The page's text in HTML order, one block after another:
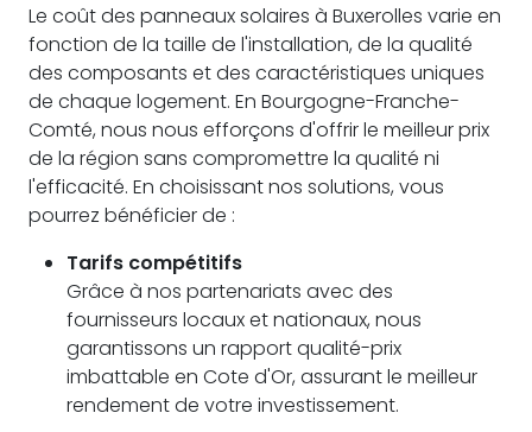
Le coût des panneaux solaires à Buxerolles varie en
fonction de la taille de l'installation, de la qualité
des composants et des caractéristiques uniques
de chaque logement. En Bourgogne-Franche-
Comté, nous nous efforçons d'offrir le meilleur prix
de la région sans compromettre la qualité ni
l'efficacité. En choisissant nos solutions, vous
pourrez bénéficier de :
Tarifs compétitifs
Grâce à nos partenariats avec des
fournisseurs locaux et nationaux, nous
garantissons un rapport qualité-prix
imbattable en Cote d'Or, assurant le meilleur
rendement de votre investissement.